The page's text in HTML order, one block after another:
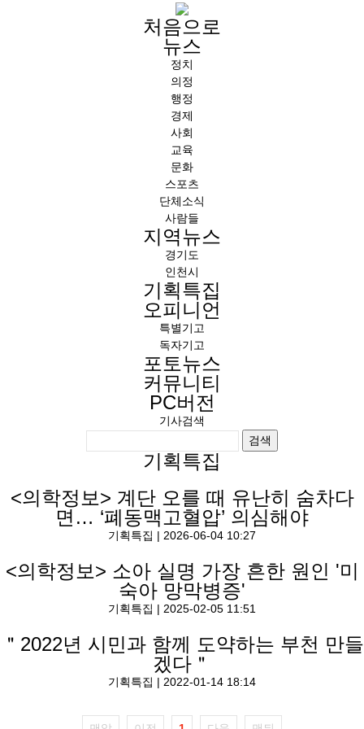
처음으로
뉴스
정치
의정
행정
경제
사회
교육
문화
스포츠
단체소식
사람들
지역뉴스
경기도
인천시
기획특집
오피니언
특별기고
독자기고
포토뉴스
커뮤니티
PC버전
기사검색
검색
기획특집
<의학정보> 계단 오를 때 유난히 숨차다
면… ‘폐동맥고혈압’ 의심해야
기획특집 | 2026-06-04 10:27
<의학정보> 소아 실명 가장 흔한 원인 '미
숙아 망막병증'
기획특집 | 2025-02-05 11:51
＂2022년 시민과 함께 도약하는 부천 만들
겠다＂
기획특집 | 2022-01-14 18:14